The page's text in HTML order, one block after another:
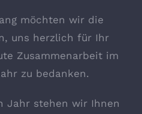
möchten wir die
uns herzlich für Ihr
Zusammenarbeit im
zu bedanken.
Jahr stehen wir Ihnen